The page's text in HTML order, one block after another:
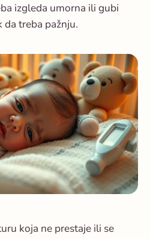
izgleda umorna ili gubi
da treba pažnju.
koja ne prestaje ili se